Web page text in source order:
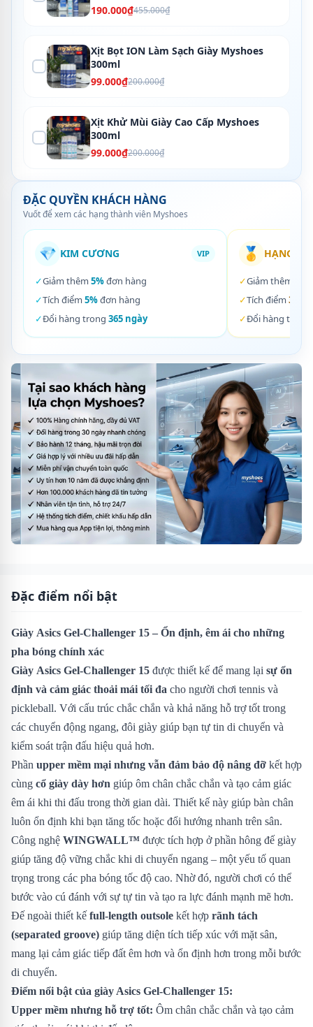
190.000₫455.000₫
Xịt Bọt ION Làm Sạch Giày Myshoes
300ml
99.000₫200.000₫
Xịt Khử Mùi Giày Cao Cấp Myshoes
300ml
99.000₫200.000₫
ĐẶC QUYỀN KHÁCH HÀNG
Vuốt để xem các hạng thành viên Myshoes
💎 KIM CƯƠNG VIP
✓Giảm thêm 5%đơn hàng
✓Tích điểm 5%đơn hàng
✓Đổi hàng trong 365 ngày
🥇 HẠNG
✓Giảm thêm
✓Tích điểm 3%
✓Đổi hàng trong
Đặc điểm nổi bật
Giày Asics Gel-Challenger 15 – Ổn định, êm ái cho những
pha bóng chính xác
Giày Asics Gel-Challenger 15 được thiết kế để mang lại sự ổn
định và cảm giác thoải mái tối đa cho người chơi tennis và
pickleball. Với cấu trúc chắc chắn và khả năng hỗ trợ tốt trong
các chuyển động ngang, đôi giày giúp bạn tự tin di chuyển và
kiểm soát trận đấu hiệu quả hơn.
Phần upper mềm mại nhưng vẫn đảm bảo độ nâng đỡ kết hợp
cùng cổ giày dày hơn giúp ôm chân chắc chắn và tạo cảm giác
êm ái khi thi đấu trong thời gian dài. Thiết kế này giúp bàn chân
luôn ổn định khi bạn tăng tốc hoặc đổi hướng nhanh trên sân.
Công nghệ WINGWALL™ được tích hợp ở phần hông đế giày
giúp tăng độ vững chắc khi di chuyển ngang – một yếu tố quan
trọng trong các pha bóng tốc độ cao. Nhờ đó, người chơi có thể
bước vào cú đánh với sự tự tin và tạo ra lực đánh mạnh mẽ hơn.
Đế ngoài thiết kế full-length outsole kết hợp rãnh tách
(separated groove) giúp tăng diện tích tiếp xúc với mặt sân,
mang lại cảm giác tiếp đất êm hơn và ổn định hơn trong mỗi bước
di chuyển.
Điểm nổi bật của giày Asics Gel-Challenger 15:
Upper mềm nhưng hỗ trợ tốt: Ôm chân chắc chắn và tạo cảm